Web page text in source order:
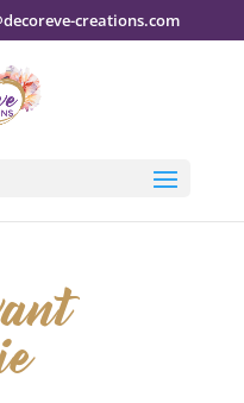
creations.com